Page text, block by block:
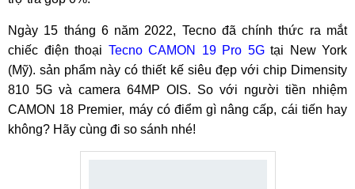
Ngày 15 tháng 6 năm 2022, Tecno đã chính thức ra mắt
chiếc điện thoại Tecno CAMON 19 Pro 5Gtại New York
(Mỹ). sản phẩm này có thiết kế siêu đẹp với chip Dimensity
810 5G và camera 64MP OIS. So với người tiền nhiệm
CAMON 18 Premier, máy có điểm gì nâng cấp, cái tiến hay
không? Hãy cùng đi so sánh nhé!